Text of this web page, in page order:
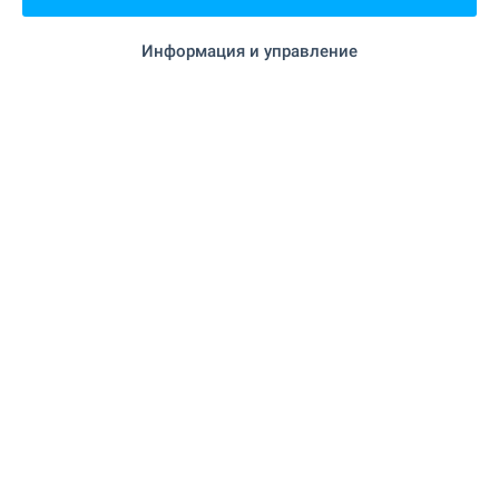
Информация и управление